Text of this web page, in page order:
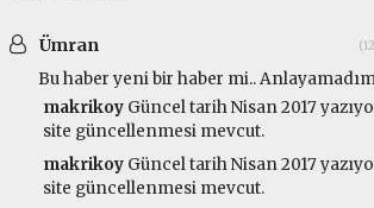
Ümran
Bu haber yeni bir haber mi..
makrikoy Güncel tarih Nisan 2017
site güncellenmesi mevcut.
makrikoy Güncel tarih Nisan 2017
site güncellenmesi mevcut.